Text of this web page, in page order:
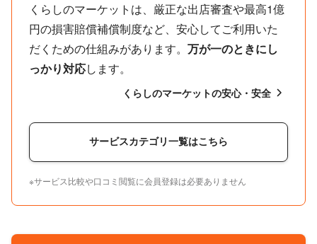
くらしのマーケットは、厳正な出店審査や最高1億
円の損害賠償補償制度など、安心してご利用いた
だくための仕組みがあります。 万が一のときにし
っかり対応します。
くらしのマーケットの安心・安全
サービスカテゴリ一覧はこちら
※サービス比較や口コミ閲覧に会員登録は必要ありません